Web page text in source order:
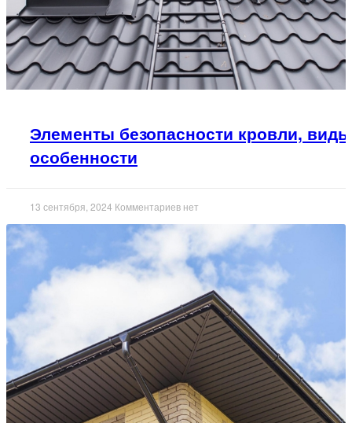
Элементы безопасности кровли,
особенности
13 сентября, 2024 Комментариев нет